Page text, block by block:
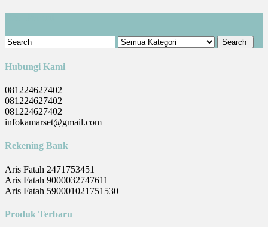
Hubungi Kami
081224627402
081224627402
081224627402
infokamarset@gmail.com
Rekening Bank
Aris Fatah 2471753451
Aris Fatah 9000032747611
Aris Fatah 590001021751530
Produk Terbaru